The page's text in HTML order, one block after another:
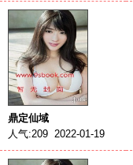
鼎定仙域
人气:209 2022-01-19